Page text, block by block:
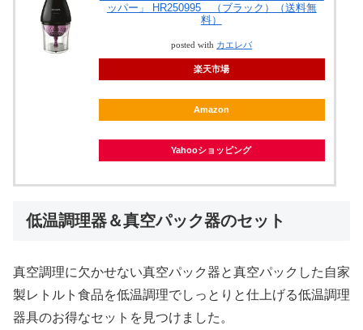
ッパー」 HR250995 （ブラック）（送料無
料）
posted with カエレバ
楽天市場
Amazon
Yahooショッピング
低温調理器＆真空パック器のセット
真空調理に欠かせない真空パック器と真空パックした自家
製レトルト食品を低温調理でしっとりと仕上げる低温調理
器具のお得なセットを見つけました。